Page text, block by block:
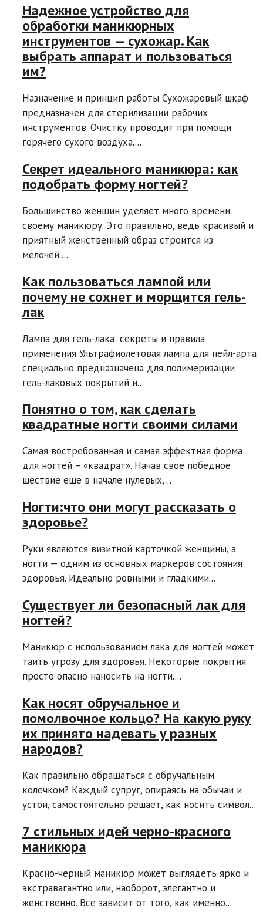
Надежное устройство для
обработки маникюрных
инструментов — сухожар. Как
выбрать аппарат и пользоваться
им?
Назначение и принцип работы Сухожаровый шкаф
предназначен для стерилизации рабочих
инструментов. Очистку проводит при помощи
горячего сухого воздуха....
Секрет идеального маникюра: как
подобрать форму ногтей?
Большинство женщин уделяет много времени
своему маникюру. Это правильно, ведь красивый и
приятный женственный образ строится из
мелочей....
Как пользоваться лампой или
почему не сохнет и морщится гель-
лак
Лампа для гель-лака: секреты и правила
применения Ультрафиолетовая лампа для нейл-арта
специально предназначена для полимеризации
гель-лаковых покрытий и...
Понятно о том, как сделать
квадратные ногти своими силами
Самая востребованная и самая эффектная форма
для ногтей – «квадрат». Начав свое победное
шествие еще в начале нулевых,...
Ногти:что они могут рассказать о
здоровье?
Руки являются визитной карточкой женщины, а
ногти — одним из основных маркеров состояния
здоровья. Идеально ровными и гладкими...
Существует ли безопасный лак для
ногтей?
Маникюр с использованием лака для ногтей может
таить угрозу для здоровья. Некоторые покрытия
просто опасно наносить на ногти....
Как носят обручальное и
помолвочное кольцо? На какую руку
их принято надевать у разных
народов?
Как правильно обращаться с обручальным
колечком? Каждый супруг, опираясь на обычаи и
устои, самостоятельно решает, как носить символ...
7 стильных идей черно-красного
маникюра
Красно-черный маникюр может выглядеть ярко и
экстравагантно или, наоборот, элегантно и
женственно. Все зависит от того, как именно...